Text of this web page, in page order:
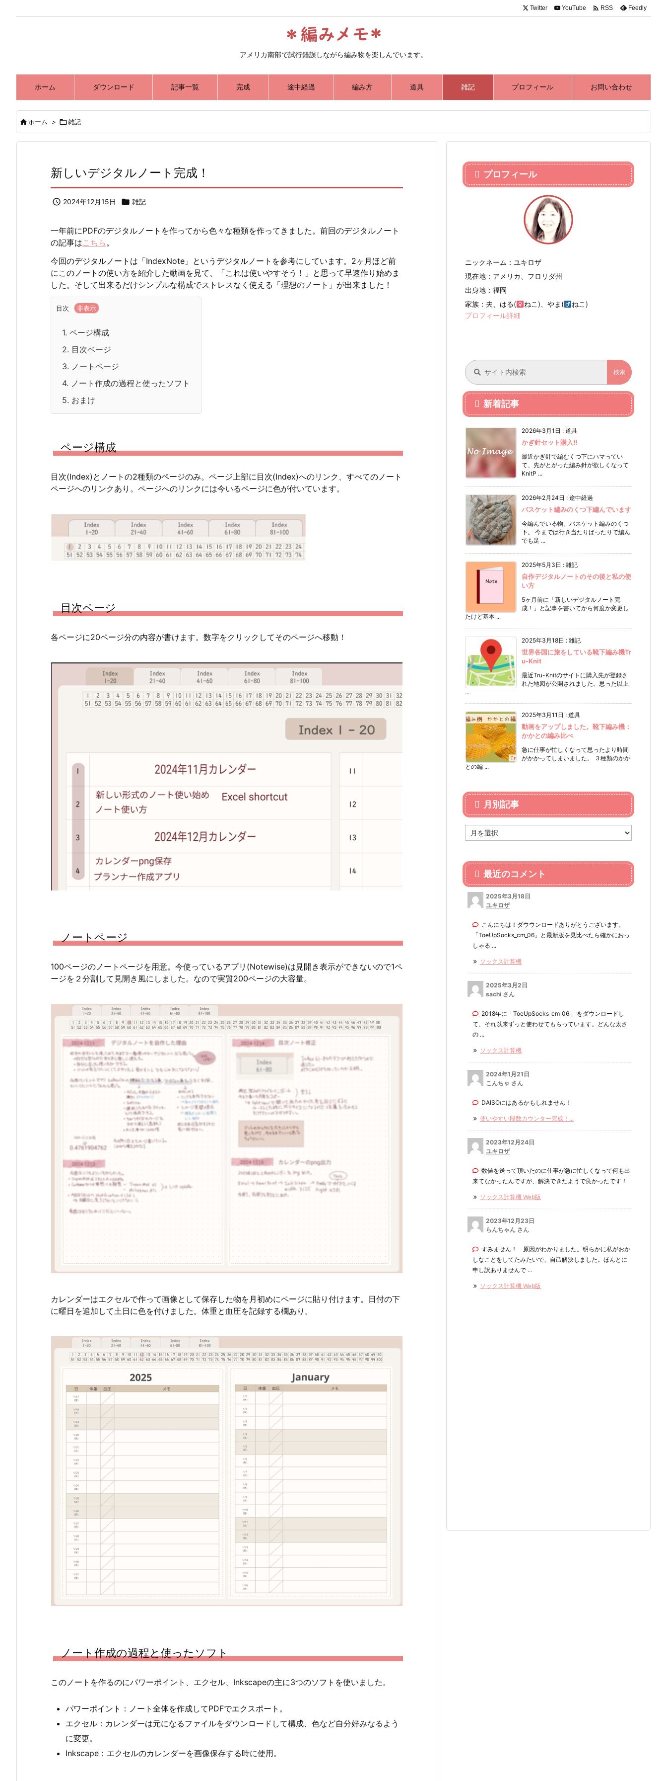
アメリカ南部で試行錯誤しながら編み物を楽しんでいます。
ホーム ダウンロード 記事一覧 完成 途中経過 編み方 道具 雑記 プロフィール お問い合わせ
Twitter YouTube  RSS Feedly
ホーム > 雑記
新しいデジタルノート完成！
 2024年12月15日  雑記
一年前にPDFのデジタルノートを作ってから色々な種類を作ってきました。前回のデジタルノート
の記事はこちら 。
今回のデジタルノートは「IndexNote」というデジタルノートを参考にしています。2ヶ月ほど前
にこのノートの使い方を紹介した動画を見て、「これは使いやすそう！」と思って早速作り始めま
した。そして出来るだけシンプルな構成でストレスなく使える「理想のノート」が出来ました！
目次
1. ページ構成
2. 目次ページ
3. ノートページ
4. ノート作成の過程と使ったソフト
5. おまけ
ページ構成
目次(Index)とノートの2種類のページのみ。ページ上部に目次(Index)へのリンク、すべてのノート
ページへのリンクあり。ページへのリンクには今いるページに色が付いています。
目次ページ
各ページに20ページ分の内容が書けます。数字をクリックしてそのページへ移動！
ノートページ
100ページのノートページを用意。今使っているアプリ(Notewise)は見開き表示ができないので1ペ
ージを２分割して見開き風にしました。なので実質200ページの大容量。
カレンダーはエクセルで作って画像として保存した物を月初めにページに貼り付けます。日付の下
に曜日を追加して土日に色を付けました。体重と血圧を記録する欄あり。
ノート作成の過程と使ったソフト
このノートを作るのにパワーポイント、エクセル、Inkscapeの主に3つのソフトを使いました。
パワーポイント：ノート全体を作成してPDFでエクスポート。
エクセル：カレンダーは元になるファイルをダウンロードして構成、色など自分好みなるよう
に変更。
Inkscape：エクセルのカレンダーを画像保存する時に使用。
プロフィール
ニックネーム：ユキロザ
現在地：アメリカ、フロリダ州
出身地：福岡
家族：夫、はる(
ねこ)、やま(
ねこ)
プロフィール詳細
新着記事
2026年3月1日 : 道具
かぎ針セット購入!!
最近かぎ針で編むくつ下にハマってい
て、先がとがった編み針が欲しくなって
KnitP ...
2026年2月24日 : 途中経過
バスケット編みのくつ下編んでいます
今編んでいる物。バスケット編みのくつ
下。 今までは行き当たりばったりで編ん
でも足 ...
2025年5月3日 : 雑記
自作デジタルノートのその後と私の使
い方
5ヶ月前に「新しいデジタルノート完
成！」と記事を書いてから何度か変更し
たけど基本 ...
2025年3月18日 : 雑記
世界各国に旅をしている靴下編み機Tr
u-Knit
最近Tru-Knitのサイトに購入先が登録さ
れた地図が公開されました。思った以上
...
2025年3月11日 : 道具
動画をアップしました。靴下編み機：
かかとの編み比べ
急に仕事が忙しくなって思ったより時間
がかかってしまいました。 ３種類のかか
との編 ...
月別記事
別
最近のコメント
2025年3月18日
ユキロザ
こんにちは！ダウウンロードありがとうございます。
「ToeUpSocks_cm_06」と最新版を見比べたら確かにおっ
しゃる ...
ソックス計算機
2025年3月2日
sachi さん
2018年に「ToeUpSocks_cm_06 」をダウンロードし
て、それ以来ずっと使わせてもらっています。どんな太さ
の ...
ソックス計算機
2024年1月21日
こんちゃ さん
DAISOにはあるかもしれません！
使いやすい段数カウンター完成！...
2023年12月24日
ユキロザ
数値を送って頂いたのに仕事が急に忙しくなって何も出
来てなかったんですが、解決できたようで良かったです！
ソックス計算機 Web版
2023年12月23日
らんちゃん さん
すみません！ 原因がわかりました。明らかに私がおか
しなことをしてたみたいで、自己解決しました。ほんとに
申し訳ありませんで ...
ソックス計算機 Web版